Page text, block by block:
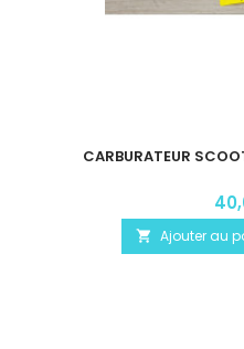
CARBURATEUR
 Ajouter au